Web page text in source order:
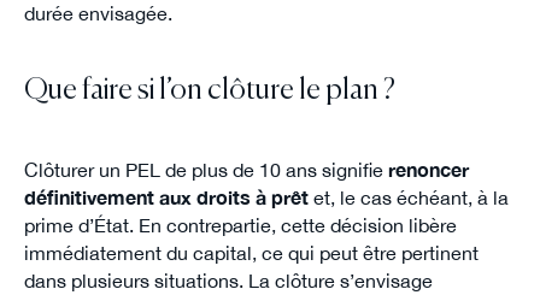
durée envisagée.
Que faire si l’on clôture le plan ?
Clôturer un PEL de plus de 10 ans signifie renoncer
définitivement aux droits à prêtet, le cas échéant, à la
prime d’État. En contrepartie, cette décision libère
immédiatement du capital, ce qui peut être pertinent
dans plusieurs situations. La clôture s’envisage